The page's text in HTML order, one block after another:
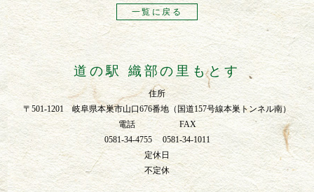
一覧に戻る
道の駅 織部の里もとす
住所
〒501-1201 岐阜県本巣市山口676番地（国道157号線本巣トンネル南）
電話 FAX
0581-34-4755 0581-34-1011
定休日
不定休